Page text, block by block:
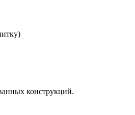
конструкций.